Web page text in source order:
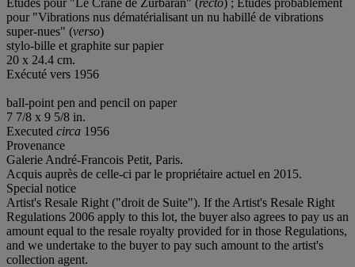
pour "Vibrations nus dématérialisant un nu habillé de vibrations
super-nues" (verso)
stylo-bille et graphite sur papier
20 x 24.4 cm.
Exécuté vers 1956
ball-point pen and pencil on paper
7 7/8 x 9 5/8 in.
Executed circa 1956
Provenance
Galerie André-Francois Petit, Paris.
Acquis auprès de celle-ci par le propriétaire actuel en 2015.
Special notice
Artist's Resale Right ("droit de Suite"). If the Artist's Resale Right
Regulations 2006 apply to this lot, the buyer also agrees to pay us an
amount equal to the resale royalty provided for in those Regulations,
and we undertake to the buyer to pay such amount to the artist's
collection agent.